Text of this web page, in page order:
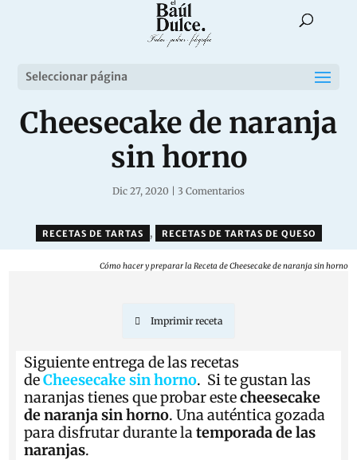
Seleccionar página
Cheesecake de naranja
sin horno
Dic 27, 2020 3 Comentarios
RECETAS DE TARTAS , RECETAS DE TARTAS DE QUESO
Cómo hacer y preparar la Receta de Cheesecake de naranja sin horno
Imprimir receta
Siguiente entrega de las recetas
deCheesecake sin horno. Si te gustan las
naranjas tienes que probar estecheesecake
de naranja sin horno. Una auténtica gozada
para disfrutar durante latemporada de las
naranjas.